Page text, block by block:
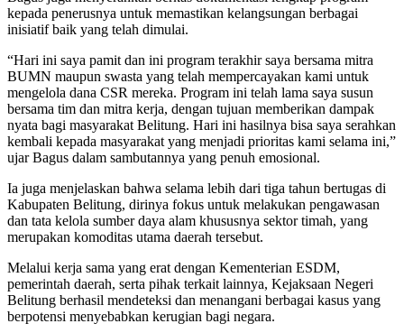
kepada penerusnya untuk memastikan kelangsungan berbagai
inisiatif baik yang telah dimulai.
“Hari ini saya pamit dan ini program terakhir saya bersama mitra
BUMN maupun swasta yang telah mempercayakan kami untuk
mengelola dana CSR mereka. Program ini telah lama saya susun
bersama tim dan mitra kerja, dengan tujuan memberikan dampak
nyata bagi masyarakat Belitung. Hari ini hasilnya bisa saya serahkan
kembali kepada masyarakat yang menjadi prioritas kami selama ini,”
ujar Bagus dalam sambutannya yang penuh emosional.
Ia juga menjelaskan bahwa selama lebih dari tiga tahun bertugas di
Kabupaten Belitung, dirinya fokus untuk melakukan pengawasan
dan tata kelola sumber daya alam khususnya sektor timah, yang
merupakan komoditas utama daerah tersebut.
Melalui kerja sama yang erat dengan Kementerian ESDM,
pemerintah daerah, serta pihak terkait lainnya, Kejaksaan Negeri
Belitung berhasil mendeteksi dan menangani berbagai kasus yang
berpotensi menyebabkan kerugian bagi negara.